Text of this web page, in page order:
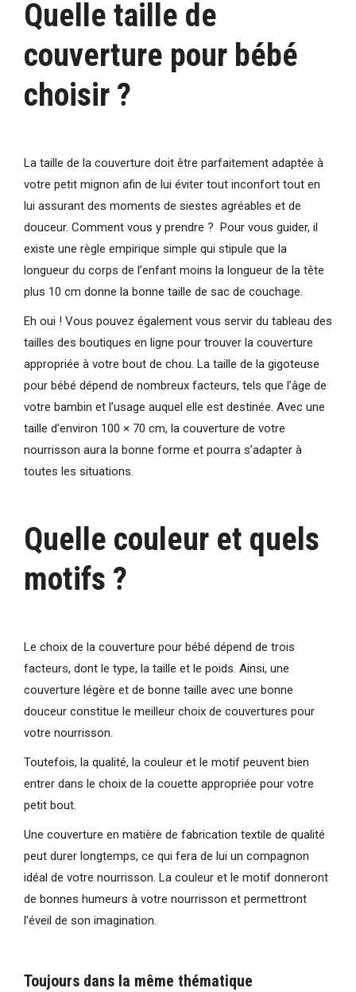
Quelle taille de
couverture pour bébé
choisir ?
La taille de la couverture doit être parfaitement adaptée à
votre petit mignon afin de lui éviter tout inconfort tout en
lui assurant des moments de siestes agréables et de
douceur. Comment vous y prendre ? Pour vous guider, il
existe une règle empirique simple qui stipule que la
longueur du corps de l’enfant moins la longueur de la tête
plus 10 cm donne la bonne taille de sac de couchage.
Eh oui ! Vous pouvez également vous servir du tableau des
tailles des boutiques en ligne pour trouver la couverture
appropriée à votre bout de chou. La taille de la gigoteuse
pour bébé dépend de nombreux facteurs, tels que l’âge de
votre bambin et l’usage auquel elle est destinée. Avec une
taille d’environ 100 × 70 cm, la couverture de votre
nourrisson aura la bonne forme et pourra s’adapter à
toutes les situations.
Quelle couleur et quels
motifs ?
Le choix de la couverture pour bébé dépend de trois
facteurs, dont le type, la taille et le poids. Ainsi, une
couverture légère et de bonne taille avec une bonne
douceur constitue le meilleur choix de couvertures pour
votre nourrisson.
Toutefois, la qualité, la couleur et le motif peuvent bien
entrer dans le choix de la couette appropriée pour votre
petit bout.
Une couverture en matière de fabrication textile de qualité
peut durer longtemps, ce qui fera de lui un compagnon
idéal de votre nourrisson. La couleur et le motif donneront
de bonnes humeurs à votre nourrisson et permettront
l’éveil de son imagination.
Toujours dans la même thématique